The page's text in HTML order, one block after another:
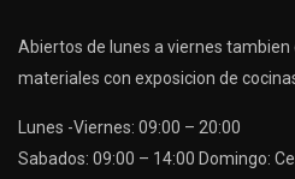
Abiertos de lunes a viernes
materiales con exposicion de
Lunes -Viernes: 09:00 – 20:00
Sabados: 09:00 – 14:00 Domingo: